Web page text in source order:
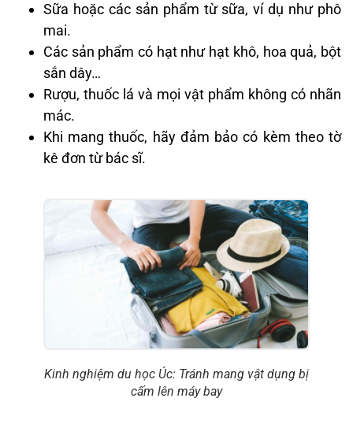
Sữa hoặc các sản phẩm từ sữa, ví dụ như phô
mai.
Các sản phẩm có hạt như hạt khô, hoa quả, bột
sắn dây…
Rượu, thuốc lá và mọi vật phẩm không có nhãn
mác.
Khi mang thuốc, hãy đảm bảo có kèm theo tờ
kê đơn từ bác sĩ.
Kinh nghiệm du học Úc: Tránh mang vật dụng bị
cấm lên máy bay